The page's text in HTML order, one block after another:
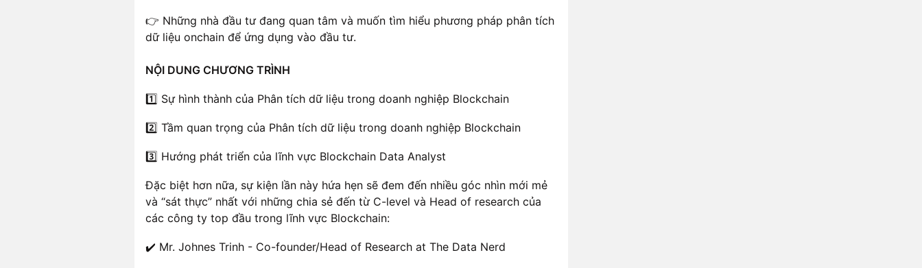
​👉 Những nhà đầu tư đang quan tâm và muốn tìm hiểu phương pháp phân tích
dữ liệu onchain để ứng dụng vào đầu tư.
NỘI DUNG CHƯƠNG TRÌNH
​1️⃣ Sự hình thành của Phân tích dữ liệu trong doanh nghiệp Blockchain
​2️⃣ Tầm quan trọng của Phân tích dữ liệu trong doanh nghiệp Blockchain
3️⃣ Hướng phát triển của lĩnh vực Blockchain Data Analyst
​Đặc biệt hơn nữa, sự kiện lần này hứa hẹn sẽ đem đến nhiều góc nhìn mới mẻ
và “sát thực” nhất với những chia sẻ đến từ C-level và Head of research của
các công ty top đầu trong lĩnh vực Blockchain:
​✔️ Mr. Johnes Trinh - Co-founder/Head of Research at The Data Nerd